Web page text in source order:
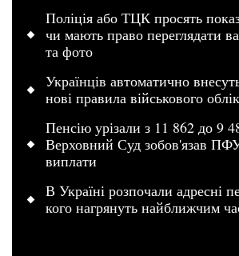
Поліція або ТЦК просять
чи мають право переглядати
та фото
Українців автоматично
нові правила військового
Пенсію урізали з 11 862 до 9
Верховний Суд зобов'язав
виплати
В Україні розпочали адресні
кого нагрянуть найближчим